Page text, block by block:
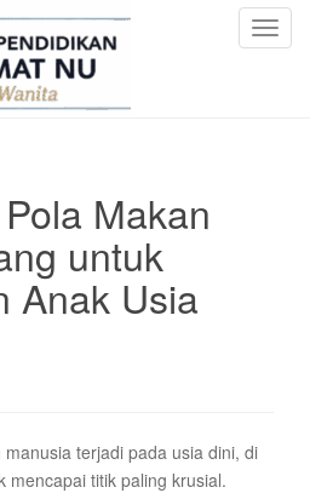
T
Makan
untuk
Anak Usia
terjadi pada usia dini, di
mencapai titik paling krusial.